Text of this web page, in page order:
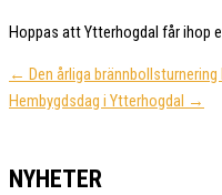
Hoppas att Ytterhogdal får ihop
← Den årliga
Hembygdsdag i Ytterhogdal →
NYHETER